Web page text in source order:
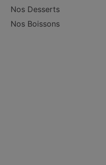
Nos Desserts
Nos Boissons